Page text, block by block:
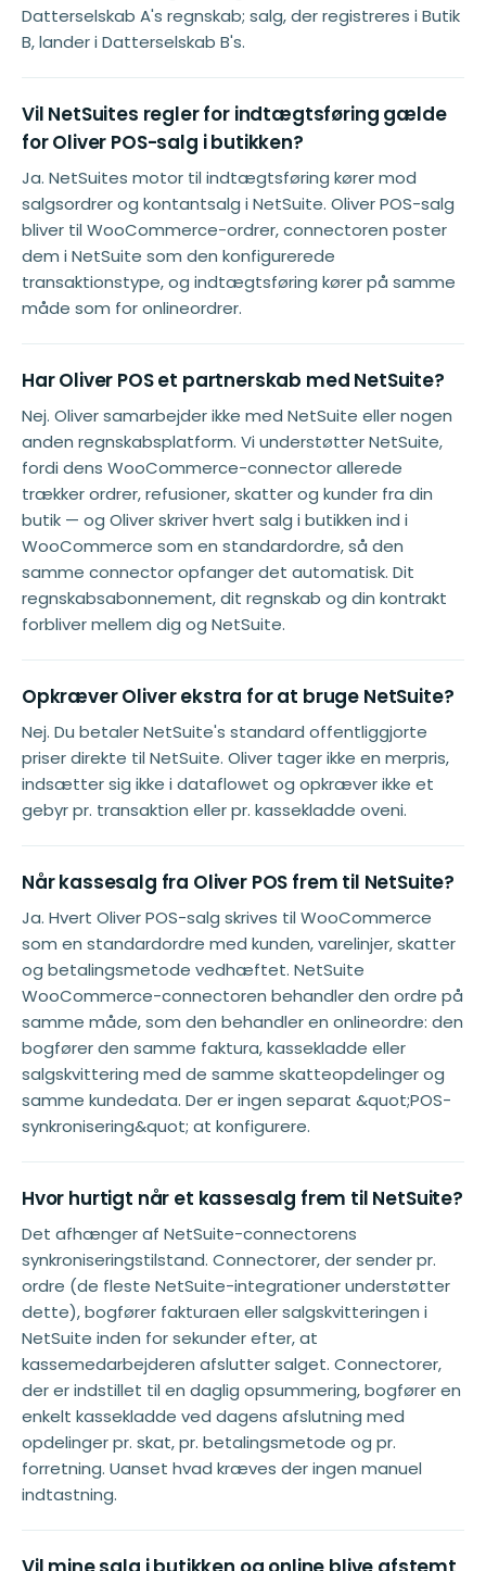
Datterselskab A's regnskab; salg, der registreres i Butik
B, lander i Datterselskab B's.
Vil NetSuites regler for indtægtsføring gælde
for Oliver POS-salg i butikken?
Ja. NetSuites motor til indtægtsføring kører mod
salgsordrer og kontantsalg i NetSuite. Oliver POS-salg
bliver til WooCommerce-ordrer, connectoren poster
dem i NetSuite som den konfigurerede
transaktionstype, og indtægtsføring kører på samme
måde som for onlineordrer.
Har Oliver POS et partnerskab med NetSuite?
Nej. Oliver samarbejder ikke med NetSuite eller nogen
anden regnskabsplatform. Vi understøtter NetSuite,
fordi dens WooCommerce-connector allerede
trækker ordrer, refusioner, skatter og kunder fra din
butik — og Oliver skriver hvert salg i butikken ind i
WooCommerce som en standardordre, så den
samme connector opfanger det automatisk. Dit
regnskabsabonnement, dit regnskab og din kontrakt
forbliver mellem dig og NetSuite.
Opkræver Oliver ekstra for at bruge NetSuite?
Nej. Du betaler NetSuite's standard offentliggjorte
priser direkte til NetSuite. Oliver tager ikke en merpris,
indsætter sig ikke i dataflowet og opkræver ikke et
gebyr pr. transaktion eller pr. kassekladde oveni.
Når kassesalg fra Oliver POS frem til NetSuite?
Ja. Hvert Oliver POS-salg skrives til WooCommerce
som en standardordre med kunden, varelinjer, skatter
og betalingsmetode vedhæftet. NetSuite
WooCommerce-connectoren behandler den ordre på
samme måde, som den behandler en onlineordre: den
bogfører den samme faktura, kassekladde eller
salgskvittering med de samme skatteopdelinger og
samme kundedata. Der er ingen separat &quot;POS-
synkronisering&quot; at konfigurere.
Hvor hurtigt når et kassesalg frem til NetSuite?
Det afhænger af NetSuite-connectorens
synkroniseringstilstand. Connectorer, der sender pr.
ordre (de fleste NetSuite-integrationer understøtter
dette), bogfører fakturaen eller salgskvitteringen i
NetSuite inden for sekunder efter, at
kassemedarbejderen afslutter salget. Connectorer,
der er indstillet til en daglig opsummering, bogfører en
enkelt kassekladde ved dagens afslutning med
opdelinger pr. skat, pr. betalingsmetode og pr.
forretning. Uanset hvad kræves der ingen manuel
indtastning.